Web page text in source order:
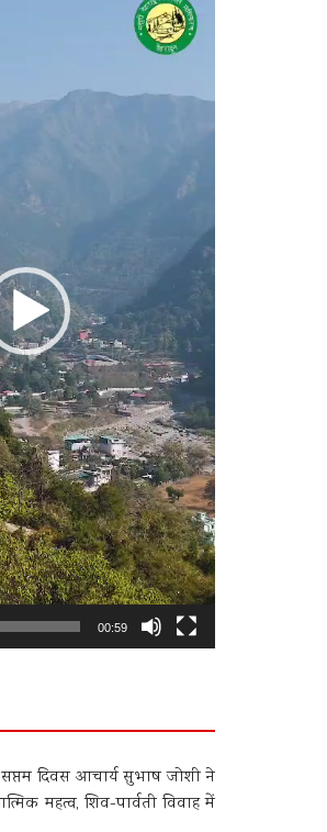
00:59
दिवस आचार्य सुभाष जोशी ने
महत्व, शिव-पार्वती विवाह में